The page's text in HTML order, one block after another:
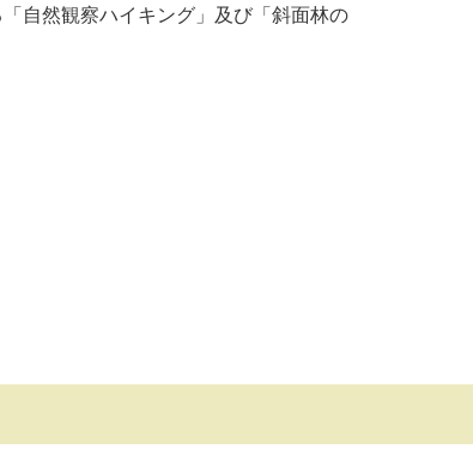
自然観察ハイキング」及び「斜面林の